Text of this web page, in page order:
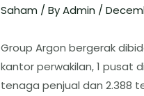
Saham / ByAdmin /
Group Argon bergerak
kantor perwakilan, 1 pusat
tenaga penjual dan 2.388